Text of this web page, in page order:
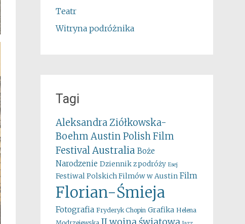
Teatr
Witryna podróżnika
Tagi
Aleksandra Ziółkowska-
Boehm Austin Polish Film
FestivalAustralia Boże
Narodzenie Dziennik z podróży Esej
Festiwal Polskich Filmów w Austin Film
Florian-Śmieja
Fotografia Fryderyk Chopin Grafika Helena